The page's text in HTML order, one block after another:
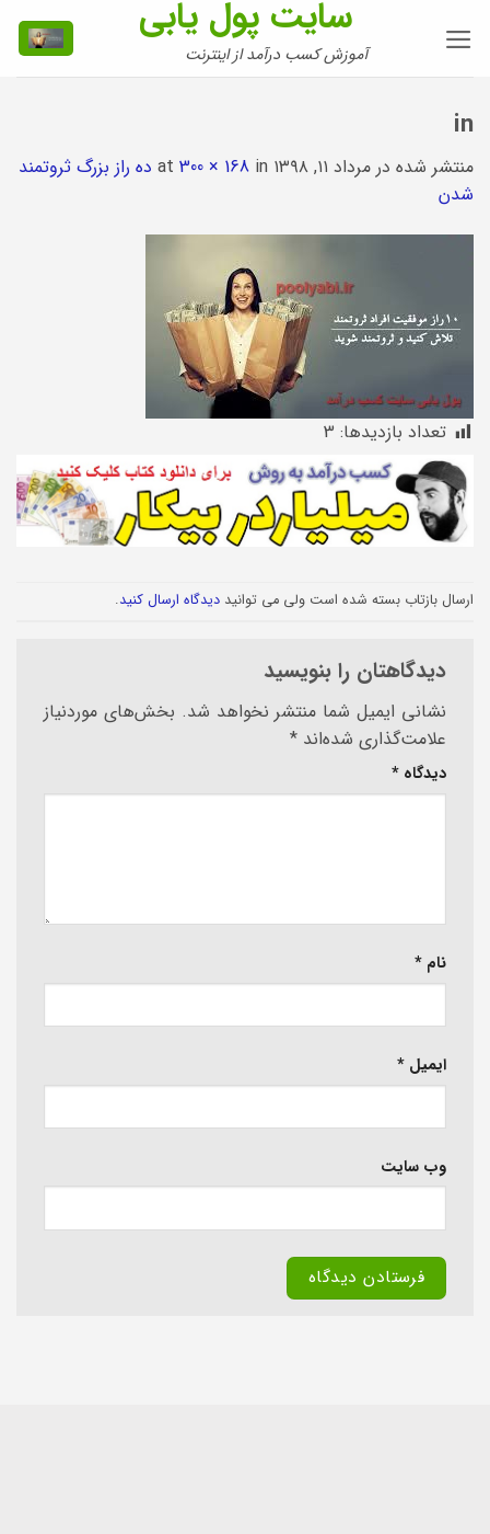
سایت پول یابی
آموزش کسب درآمد از اینترنت
in
منتشر شده در مرداد ۱۱, ۱۳۹۸ 300 × 168 in
ده راز بزرگ ثروتمند
شدن
تعداد بازدیدها: 3
ارسال بازتاب بسته شده است ولی می توانید دیدگاه ارسال کنید.
دیدگاهتان را بنویسید
نشانی ایمیل شما منتشر نخواهد شد. بخش‌های موردنیاز
علامت‌گذاری شده‌اند *
دیدگاه *
نام *
ایمیل *
وب‌ سایت